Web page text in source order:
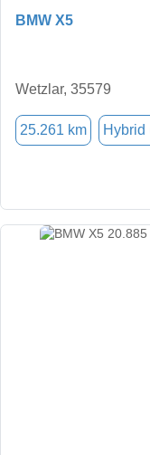
BMW X5
Wetzlar, 35579
25.261 km Hybrid